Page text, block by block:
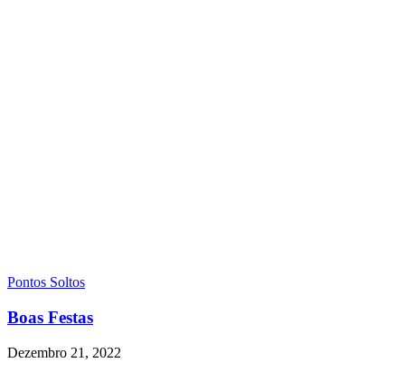
Pontos Soltos
Boas Festas
Dezembro 21, 2022